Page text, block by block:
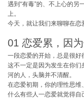
遇到“有毒”的、不上心的另
上。
今天，就让我们来聊聊在恋
01 恋爱累，因
一段恋爱的开始，总是很好
这不一定是因为发生在你
河的人，头脑并不清醒。
在恋爱初期，你的理性思
什么有些人一恋爱就觉得自